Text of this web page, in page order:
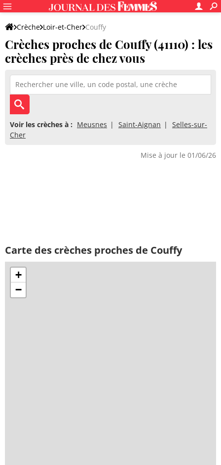
Crèche Loir-et-Cher Couffy
Crèches proches de Couffy (41110) : les
crèches près de chez vous
Voir les crèches à : Meusnes Saint-Aignan
Selles-sur-
Cher
Mise à jour le 01/06/26
Carte des crèches proches de Couffy
+
−